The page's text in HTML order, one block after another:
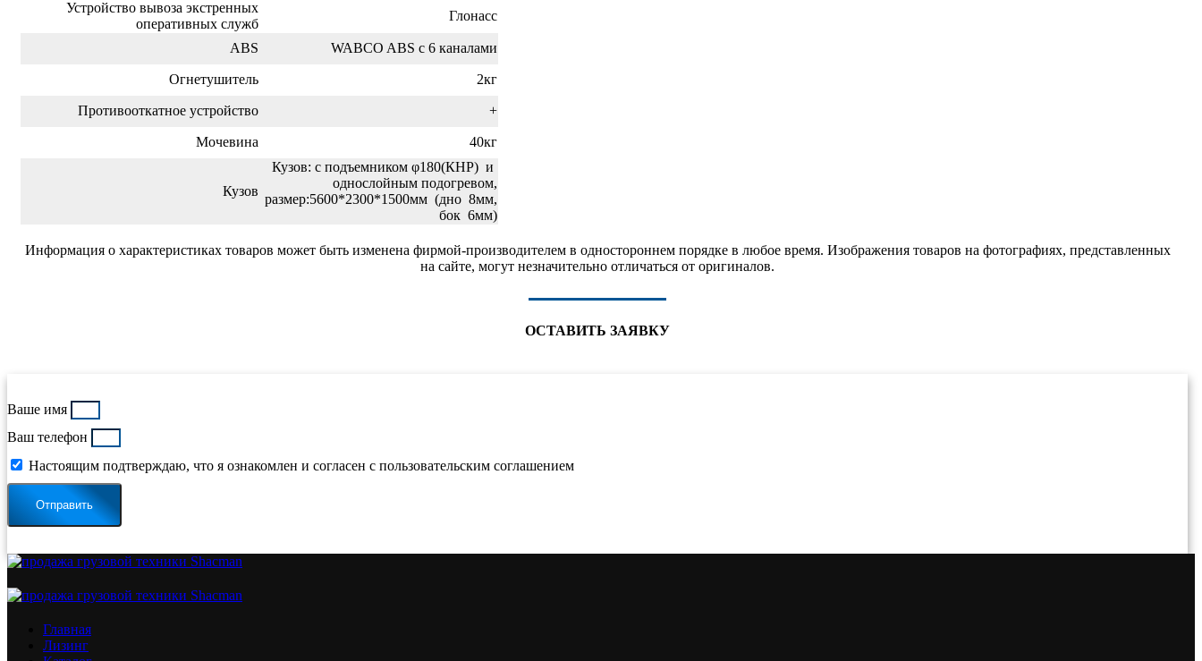
Устройство вывоза экстренных
оперативных служб
Глонасс
ABS WABCO ABS с 6 каналами
Огнетушитель 2кг
Противооткатное устройство +
Мочевина 40кг
Кузов
Кузов: с подъемником φ180(КНР) и
однослойным подогревом,
размер:5600*2300*1500мм (дно 8мм,
бок 6мм)
Информация о характеристиках товаров может быть изменена фирмой-производителем в одностороннем порядке в любое время. Изображения товаров на фотографиях, представленных
на сайте, могут незначительно отличаться от оригиналов.
ОСТАВИТЬ ЗАЯВКУ
Ваше имя
Ваш телефон
Настоящим подтверждаю, что я ознакомлен и согласен с пользовательским соглашением
Отправить
Главная
Лизинг